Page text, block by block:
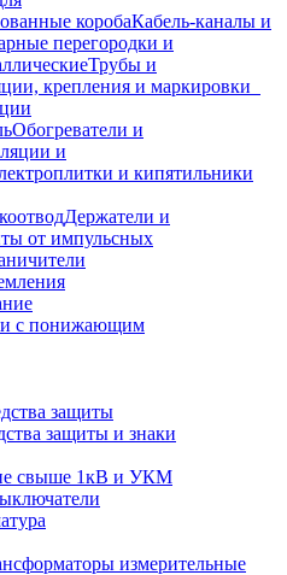
коробаКабель-каналы и
перегородки и
Трубы и
крепления и маркировки
Обогреватели и
и
и кипятильники
Держатели и
от импульсных
с понижающим
защиты
защиты и знаки
свыше 1кВ и УКМ
измерительные